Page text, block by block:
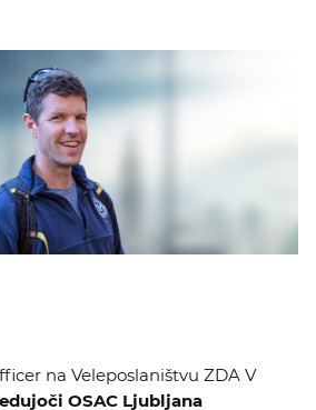
na Veleposlaništvu ZDA V
OSAC Ljubljana